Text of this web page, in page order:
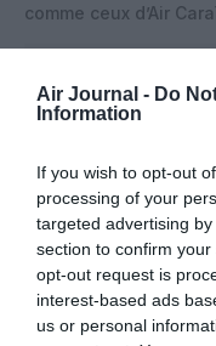
Air Journal - Do
Information
If you wish to opt-out
processing of your
targeted advertising
section to confirm
opt-out request is
interest-based ads
us or personal
comme ceux d’Air